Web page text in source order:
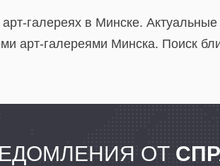
галереях в Минске.
арт-галереями Минска. Поиск
ОТ